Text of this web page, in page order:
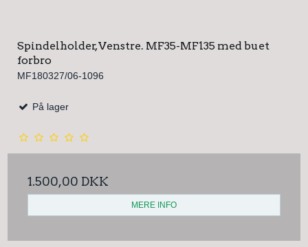
Spindelholder, Venstre. MF35-MF135 med buet
forbro
MF180327/06-1096
På lager
1.500,00 DKK
MERE INFO